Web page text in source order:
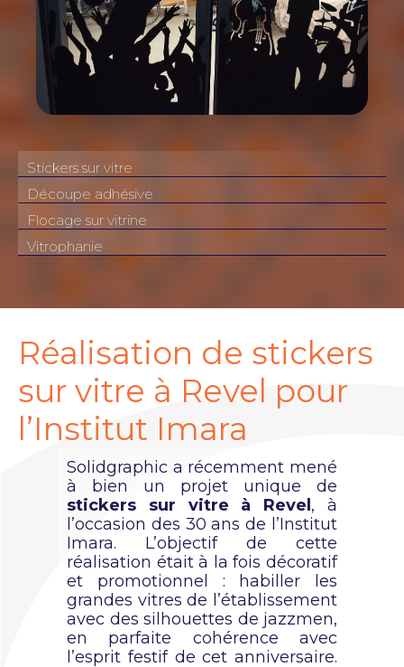
Stickers sur vitre
Découpe adhésive
Flocage sur vitrine
Vitrophanie
Réalisation de stickers
sur vitre à Revel pour
l’Institut Imara
Solidgraphic a récemment mené
à bien un projet unique de
stickers sur vitre à Revel , à
l’occasion des 30 ans de l’Institut
Imara. L’objectif de cette
réalisation était à la fois décoratif
et promotionnel : habiller les
grandes vitres de l’établissement
avec des silhouettes de jazzmen,
en parfaite cohérence avec
l’esprit festif de cet anniversaire.